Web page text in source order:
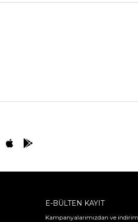
E-BÜLTEN KAYIT
Kampanyalarımızdan ve